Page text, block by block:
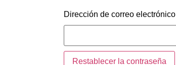
Dirección de correo electrónico